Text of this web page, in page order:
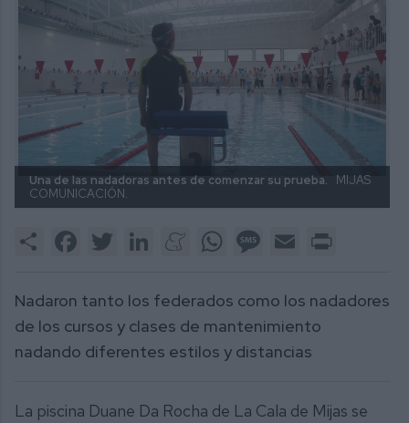
Una de las nadadoras antes de comenzar su prueba.
MIJAS
COMUNICACIÓN.
Share FacebookTwitter LinkedInMeneameWhatsAppMessage
Email
Nadaron tanto los federados como los nadadores
de los cursos y clases de mantenimiento
nadando diferentes estilos y distancias
La piscina Duane Da Rocha de La Cala de Mijas se